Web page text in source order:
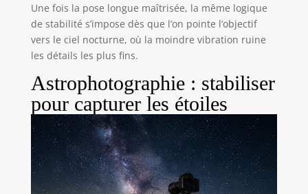
Une fois la pose longue maîtrisée, la même logique
de stabilité s’impose dès que l’on pointe l’objectif
vers le ciel nocturne, où la moindre vibration ruine
les détails les plus fins.
Astrophotographie : stabiliser
pour capturer les étoiles